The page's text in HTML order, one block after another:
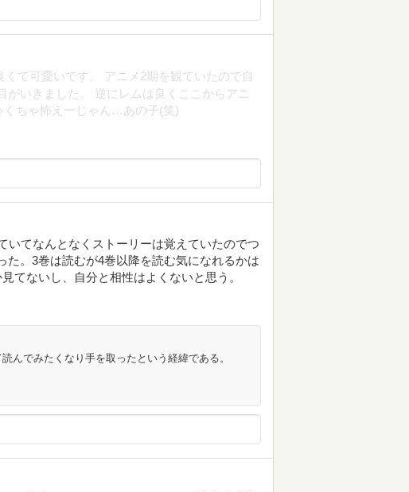
て可愛いです。 アニメ2期を観ていたので自
いきました。 逆にレムは良くここからアニ
くちゃ怖えーじゃん…あの子(笑)
いてなんとなくストーリーは覚えていたのでつ
た。3巻は読むが4巻以降を読む気になれるかは
てないし、自分と相性はよくないと思う。
んでみたくなり手を取ったという経緯である。